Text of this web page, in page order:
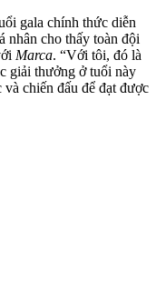
gala chính thức diễn
nhân cho thấy toàn đội
Marca. “Với tôi, đó là
giải thưởng ở tuổi này
chiến đấu để đạt được